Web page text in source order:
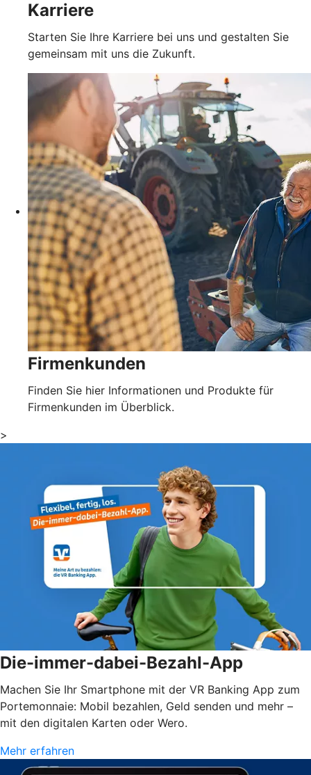
Karriere
Starten Sie Ihre Karriere bei uns und gestalten Sie
gemeinsam mit uns die Zukunft.
Firmenkunden
Finden Sie hier Informationen und Produkte für
Firmenkunden im Überblick.
>
Die-immer-dabei-Bezahl-App
Machen Sie Ihr Smartphone mit der VR Banking App zum
Portemonnaie: Mobil bezahlen, Geld senden und mehr –
mit den digitalen Karten oder Wero.
Mehr erfahren